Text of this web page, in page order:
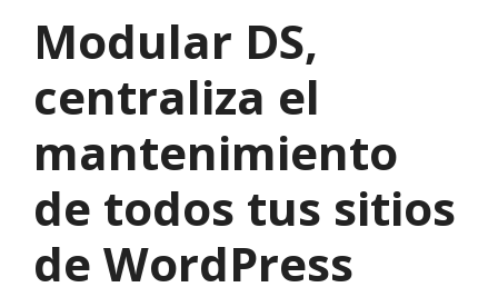
Modular DS,
centraliza el
mantenimiento
de todos tus sitios
de WordPress